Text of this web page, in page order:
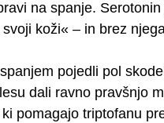
na spanje.
koži« – in brez
pojedli pol
dali ravno pravšnjo
pomagajo triptofanu